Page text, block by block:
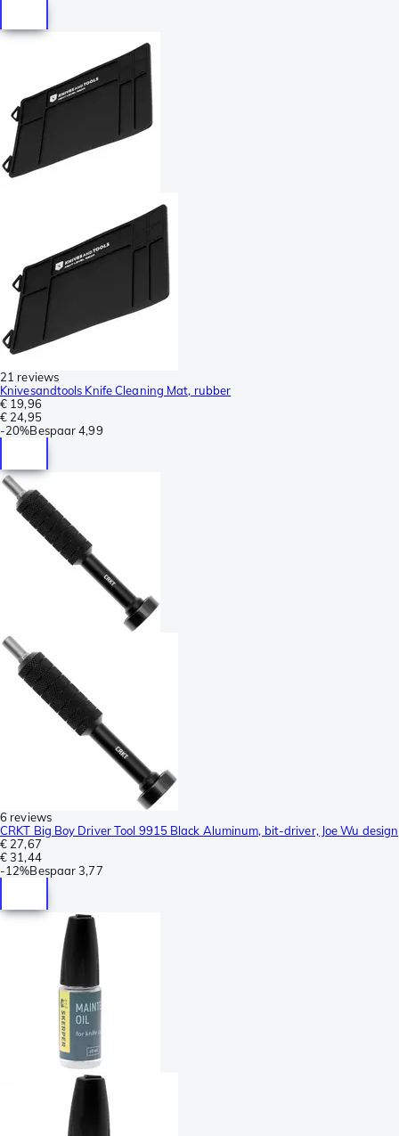
21 reviews
Knivesandtools Knife Cleaning Mat, rubber
€ 19,96
€ 24,95
-20%Bespaar 4,99
6 reviews
CRKT Big Boy Driver Tool 9915 Black Aluminum, bit-driver, Joe Wu design
€ 27,67
€ 31,44
-12%Bespaar 3,77